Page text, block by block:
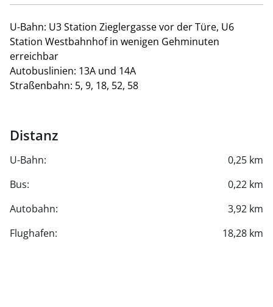
U-Bahn: U3 Station Zieglergasse vor der Türe, U6
Station Westbahnhof in wenigen Gehminuten
erreichbar
Autobuslinien: 13A und 14A
Straßenbahn: 5, 9, 18, 52, 58
Distanz
U-Bahn:
0,25 km
Bus:
0,22 km
Autobahn:
3,92 km
Flughafen:
18,28 km